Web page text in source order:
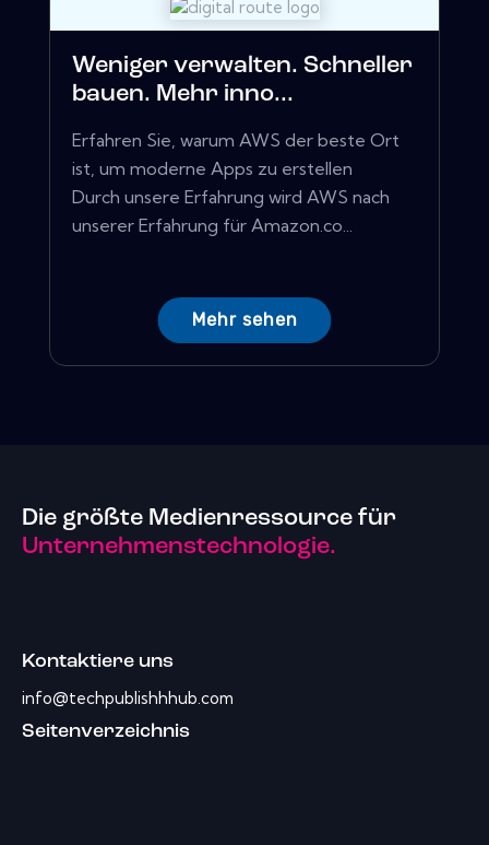
Weniger verwalten. Schneller
bauen. Mehr inno...
Erfahren Sie, warum AWS der beste Ort
ist, um moderne Apps zu erstellen
Durch unsere Erfahrung wird AWS nach
unserer Erfahrung für Amazon.co...
Mehr sehen
Die größte Medienressource für
Unternehmenstechnologie.
Kontaktiere uns
info@techpublishhhub.com
Seitenverzeichnis